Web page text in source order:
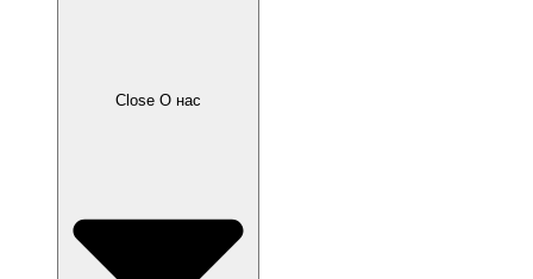
Close О нас